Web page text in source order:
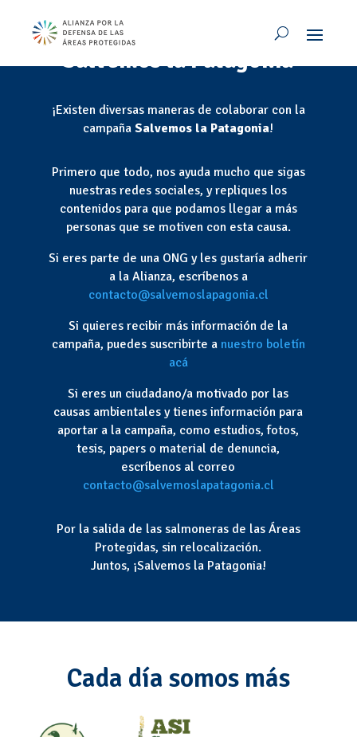
Súmate a la campaña
Salvemos la Patagonia
¡Existen diversas maneras de colaborar con la
campañaSalvemos la Patagonia!
Primero que todo, nos ayuda mucho que sigas
nuestras redes sociales, y repliques los
contenidos para que podamos llegar a más
personas que se motiven con esta causa.
Si eres parte de una ONG y les gustaría adherir
a la Alianza, escríbenos a
contacto@salvemoslapagonia.cl
Si quieres recibir más información de la
campaña, puedes suscribirte a nuestro boletín
acá
Si eres un ciudadano/a motivado por las
causas ambientales y tienes información para
aportar a la campaña, como estudios, fotos,
tesis, papers o material de denuncia,
escríbenos al correo
contacto@salvemoslapatagonia.cl
Por la salida de las salmoneras de las Áreas
Protegidas, sin relocalización.
Juntos, ¡Salvemos la Patagonia!
Cada día somos más